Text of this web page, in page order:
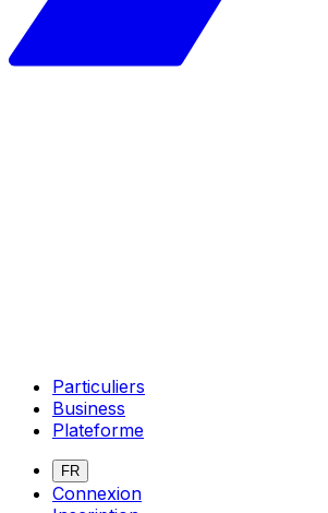
Particuliers
Business
Plateforme
FR
Connexion